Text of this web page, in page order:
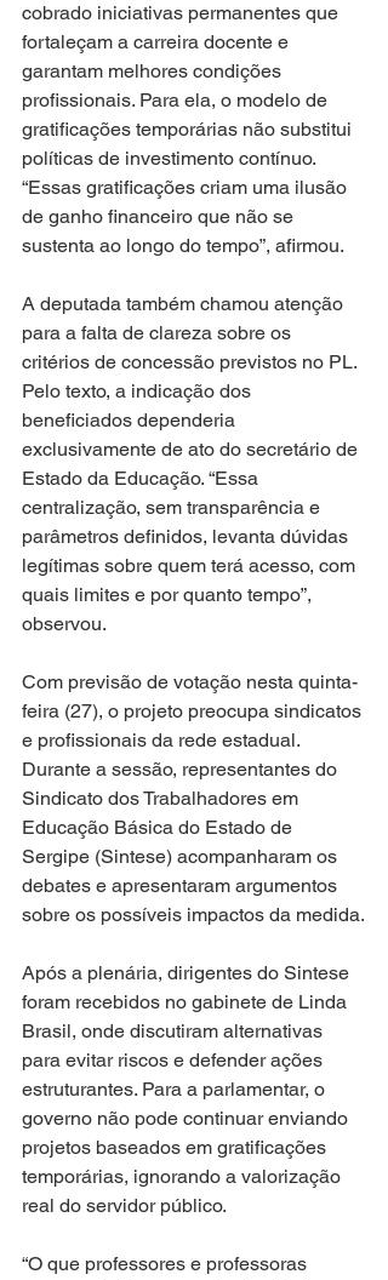
cobrado iniciativas permanentes que
fortaleçam a carreira docente e
garantam melhores condições
profissionais. Para ela, o modelo de
gratificações temporárias não substitui
políticas de investimento contínuo.
“Essas gratificações criam uma ilusão
de ganho financeiro que não se
sustenta ao longo do tempo”, afirmou.
A deputada também chamou atenção
para a falta de clareza sobre os
critérios de concessão previstos no PL.
Pelo texto, a indicação dos
beneficiados dependeria
exclusivamente de ato do secretário de
Estado da Educação. “Essa
centralização, sem transparência e
parâmetros definidos, levanta dúvidas
legítimas sobre quem terá acesso, com
quais limites e por quanto tempo”,
observou.
Com previsão de votação nesta quinta-
feira (27), o projeto preocupa sindicatos
e profissionais da rede estadual.
Durante a sessão, representantes do
Sindicato dos Trabalhadores em
Educação Básica do Estado de
Sergipe (Sintese) acompanharam os
debates e apresentaram argumentos
sobre os possíveis impactos da medida.
Após a plenária, dirigentes do Sintese
foram recebidos no gabinete de Linda
Brasil, onde discutiram alternativas
para evitar riscos e defender ações
estruturantes. Para a parlamentar, o
governo não pode continuar enviando
projetos baseados em gratificações
temporárias, ignorando a valorização
real do servidor público.
“O que professores e professoras